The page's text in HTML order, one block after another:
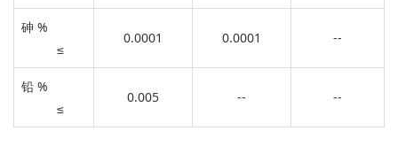
砷 %
≤
0.0001 0.0001 --
铅 %
≤
0.005 -- --